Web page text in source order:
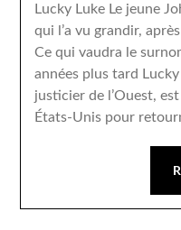
Lucky Luke Le jeune
qui l’a vu grandir,
Ce qui vaudra le
années plus tard
justicier de l’Ouest,
États-Unis pour